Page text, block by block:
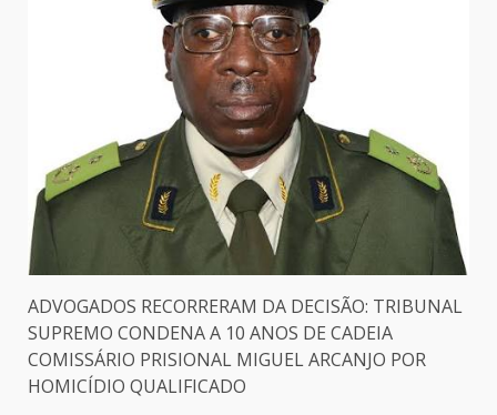
ADVOGADOS RECORRERAM DA DECISÃO: TRIBUNAL
SUPREMO CONDENA A 10 ANOS DE CADEIA
COMISSÁRIO PRISIONAL MIGUEL ARCANJO POR
HOMICÍDIO QUALIFICADO